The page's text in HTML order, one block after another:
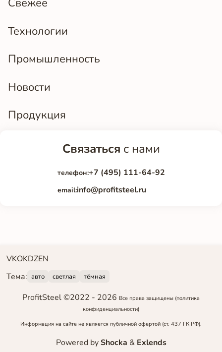
Технологии
Промышленность
Новости
Продукция
Связаться с нами
телефон:+7 (495) 111-64-92
email:info@profitsteel.ru
VKOKDZEN
Тема: авто светлая тёмная
ProfitSteel ©2022 - 2026 Все права защищены (политика
конфиденциальности)
Информация на сайте не является публичной офертой (ст. 437 ГК РФ).
Powered by Shocka & Exlends